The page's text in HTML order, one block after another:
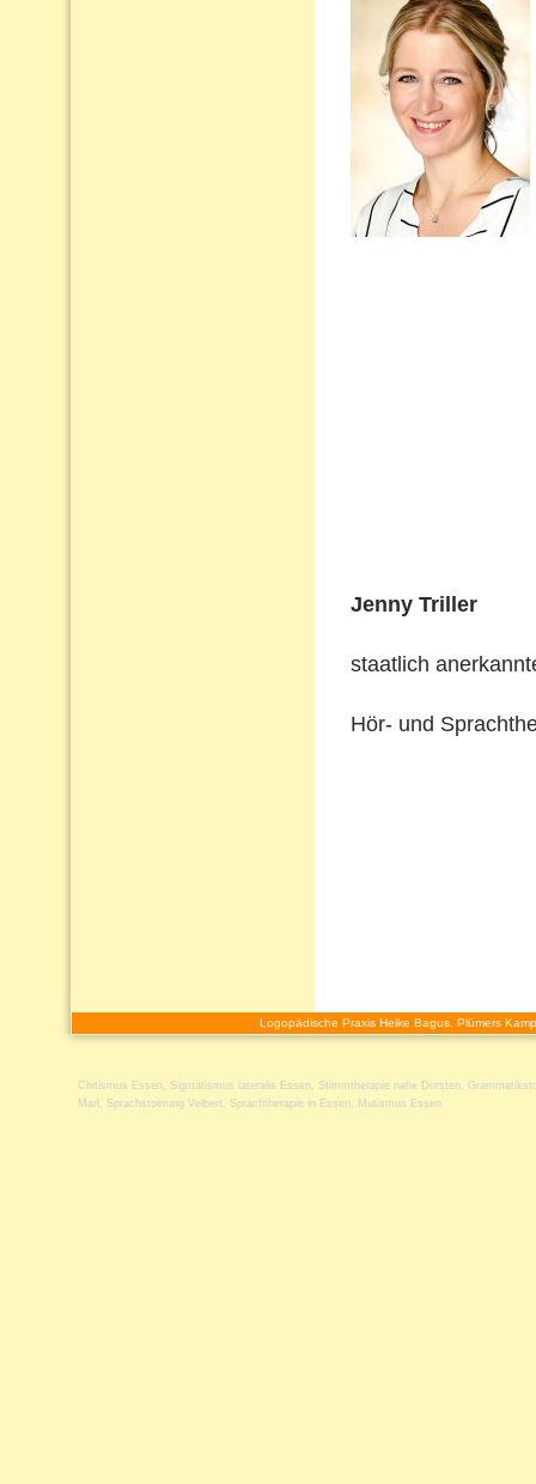
Jenny Triller
staatlich
Hör- und
Logopädische Praxis Heike Bagus, Plümers
Chitismus Essen , Sigmatismus lateralis Essen , Stimmtherapie nahe Dorsten ,
Marl , Sprachstoerung Velbert , Sprachtherapie in Essen , Mutismus Essen